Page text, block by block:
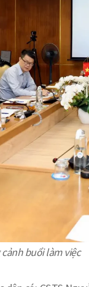
cảnh buổi làm việc